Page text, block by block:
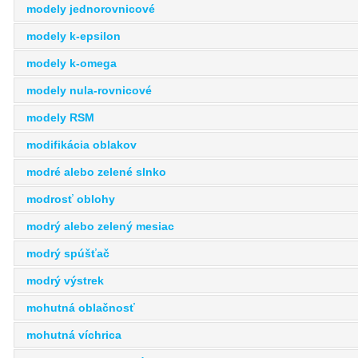
modely jednorovnicové
modely k-epsilon
modely k-omega
modely nula-rovnicové
modely RSM
modifikácia oblakov
modré alebo zelené slnko
modrosť oblohy
modrý alebo zelený mesiac
modrý spúšťač
modrý výstrek
mohutná oblačnosť
mohutná víchrica